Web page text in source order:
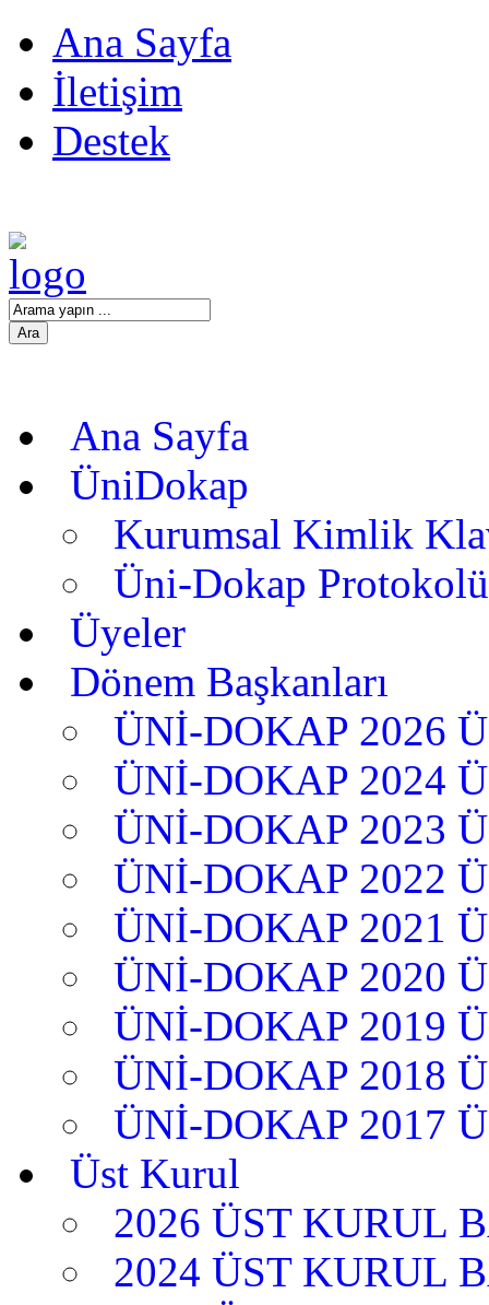
Ana Sayfa
İletişim
Destek
Ana Sayfa
ÜniDokap
Kurumsal Kimlik
Üni-Dokap Protokolü
Üyeler
Dönem Başkanları
ÜNİ-DOKAP 2026
ÜNİ-DOKAP 2024
ÜNİ-DOKAP 2023
ÜNİ-DOKAP 2022
ÜNİ-DOKAP 2021
ÜNİ-DOKAP 2020
ÜNİ-DOKAP 2019
ÜNİ-DOKAP 2018
ÜNİ-DOKAP 2017
Üst Kurul
2026 ÜST KURUL
2024 ÜST KURUL